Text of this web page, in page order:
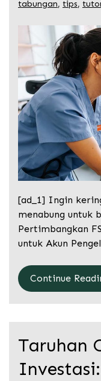
tabungan, tips,
[ad_1] Ingin
menabung untuk
Pertimbangkan
untuk Akun
Continue
Taruhan